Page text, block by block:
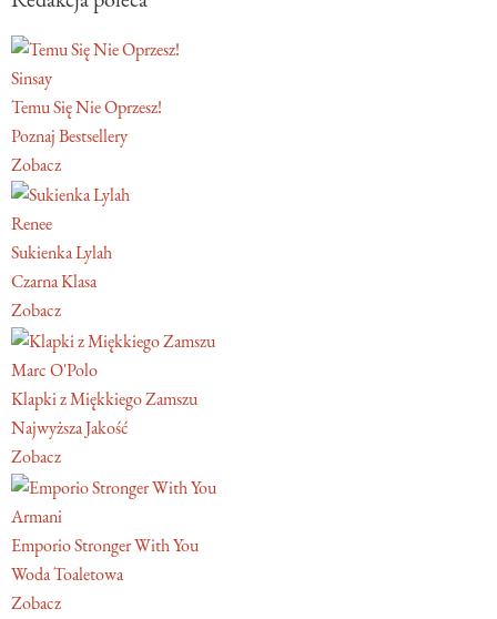
Sinsay
Temu Się Nie Oprzesz!
Poznaj Bestsellery
Zobacz
Renee
Sukienka Lylah
Czarna Klasa
Zobacz
Marc O'Polo
Klapki z Miękkiego Zamszu
Najwyższa Jakość
Zobacz
Armani
Emporio Stronger With You
Woda Toaletowa
Zobacz